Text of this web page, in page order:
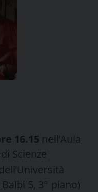
16.15 nell’Aula
Scienze
5, 3° piano)